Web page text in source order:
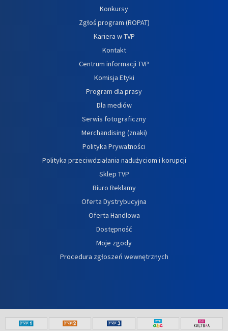
Konkursy
Zgłoś program (ROPAT)
Kariera w TVP
Kontakt
Centrum informacji TVP
Komisja Etyki
Program dla prasy
Dla mediów
Serwis fotograficzny
Merchandising (znaki)
Polityka Prywatności
Polityka przeciwdziałania nadużyciom i korupcji
Sklep TVP
Biuro Reklamy
Oferta Dystrybucyjna
Oferta Handlowa
Dostępność
Moje zgody
Procedura zgłoszeń wewnętrznych